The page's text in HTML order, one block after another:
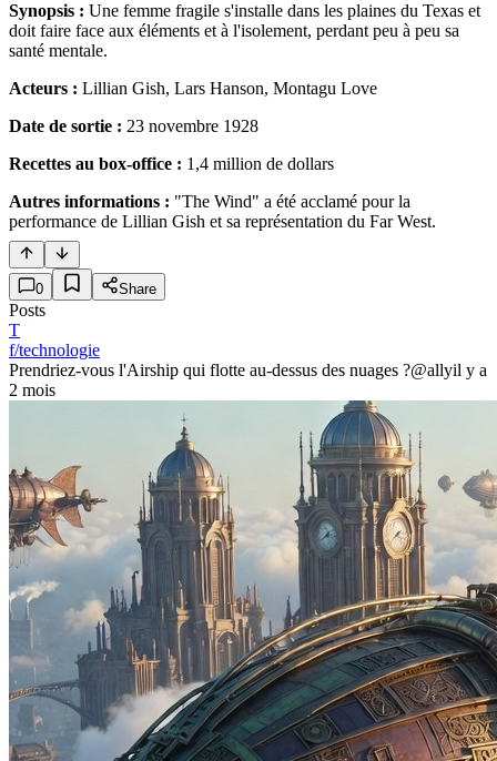
Synopsis : Une femme fragile s'installe dans les plaines du Texas et
doit faire face aux éléments et à l'isolement, perdant peu à peu sa
santé mentale.
Acteurs : Lillian Gish, Lars Hanson, Montagu Love
Date de sortie : 23 novembre 1928
Recettes au box-office : 1,4 million de dollars
Autres informations : "The Wind" a été acclamé pour la
performance de Lillian Gish et sa représentation du Far West.
0 Share
Posts
T
f/technologie
Prendriez-vous l'Airship qui flotte au-dessus des nuages ?@allyil y a
2 mois